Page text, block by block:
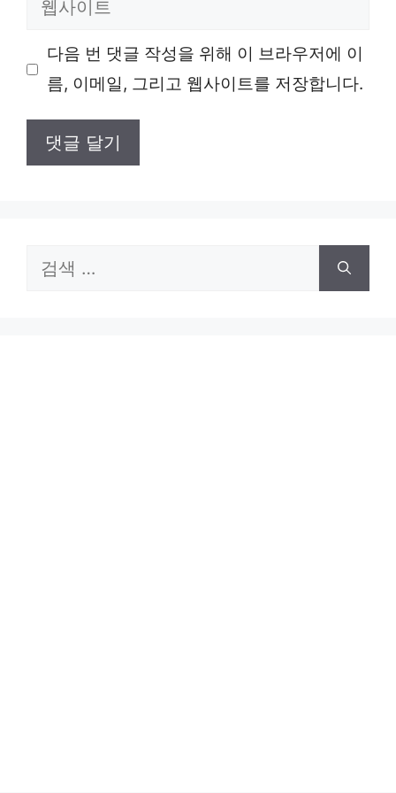
일
이 다음 번 댓글 작성을 위해 이 브라우저에 이
름, 이메일, 그리고 웹사이트를 저장합니다.
검